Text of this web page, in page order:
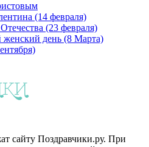
(14 февраля)
(23 февраля)
день (8 Марта)
сайту Поздравчики.ру. При